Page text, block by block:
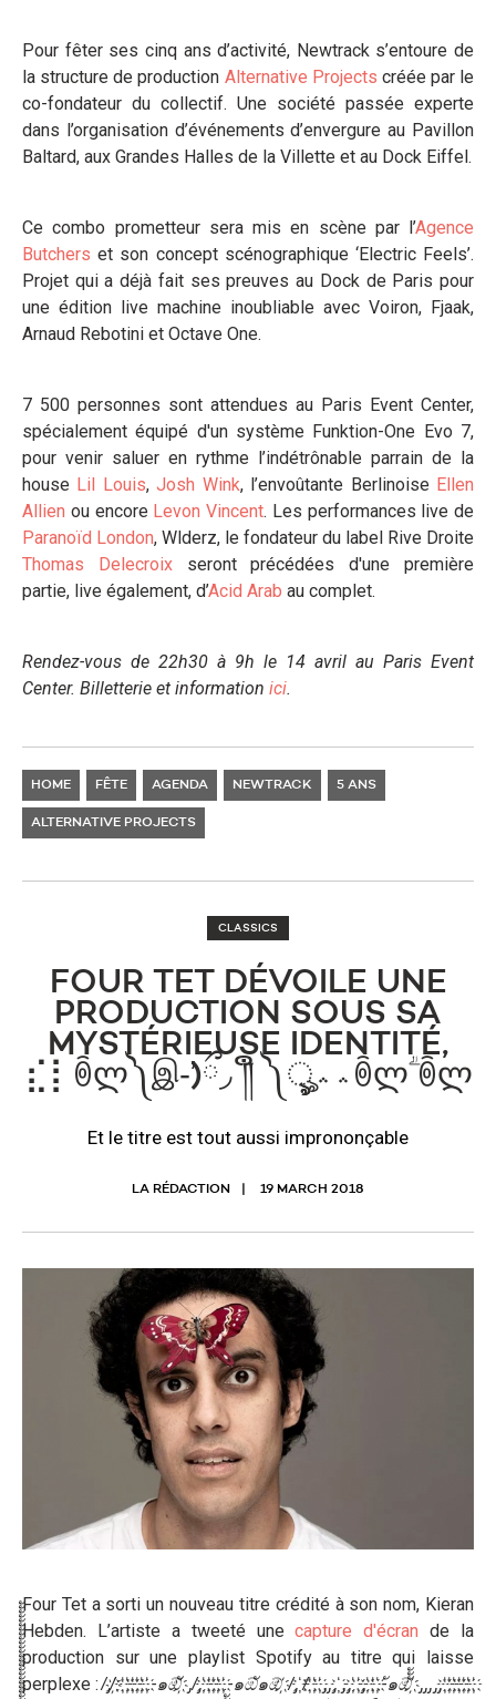
Pour fêter ses cinq ans d’activité, Newtrack s’entoure de
la structure de production Alternative Projects créée par le
co-fondateur du collectif. Une société passée experte
dans l’organisation d’événements d’envergure au Pavillon
Baltard, aux Grandes Halles de la Villette et au Dock Eiffel.
Ce combo prometteur sera mis en scène par l’Agence
Butchers et son concept scénographique ‘Electric Feels’.
Projet qui a déjà fait ses preuves au Dock de Paris pour
une édition live machine inoubliable avec Voiron, Fjaak,
Arnaud Rebotini et Octave One.
7 500 personnes sont attendues au Paris Event Center,
spécialement équipé d'un système Funktion-One Evo 7,
pour venir saluer en rythme l’indétrônable parrain de la
house Lil Louis,Josh Wink, l’envoûtante Berlinoise Ellen
Allien ou encore Levon Vincent. Les performances live de
Paranoïd London, Wlderz, le fondateur du label Rive Droite
Thomas Delecroixseront précédées d'une première
partie, live également, d’Acid Arab au complet.
Rendez-vous de 22h30 à 9h le 14 avril au Paris Event
Center. Billetterie et information ici.
HOME FÊTE AGENDA NEWTRACK 5 ANS
ALTERNATIVE PROJECTS
CLASSICS
FOUR TET DÉVOILE UNE
PRODUCTION SOUS SA
MYSTÉRIEUSE IDENTITÉ,
⣎⡇ꉺᲚ༽இ-̛)ྀ◞ ༎ຶ ༽ৣৢৢ؞؞ꉺᲚؖ ꉺᲚ
Et le titre est tout aussi imprononçable
LA RÉDACTION 19 MARCH 2018
Four Tet a sorti un nouveau titre crédité à son nom, Kieran
Hebden. L’artiste a tweeté une capture d'écran de la
production sur une playlist Spotify au titre qui laisse
perplexe :̸ ̡ ̸ ҉ ҉ ҉ ҉ ҉ ҉ ҉.-๑ඕ҉ ̡ ̸ ̡ ҉ ҉ ҉ ҉ ҉.-๑ඕั๑ඕ ҉ ̸ ̡ ҉ ̸ ҉ ҉ ҉ ̡ ̡ ̡ ҉ ̡ ̡ ҉ ҉ ̡ ҉ ҉ ҉.-ั๑ඕ҉ ̡ ̡ ̡ ̡ ̡ ҉ ҉ ҉ ҉ ҉ ҉ ҉